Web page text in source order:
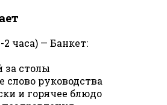
2 часа) — Банкет:
за столы
слово руководства
и горячее блюдо